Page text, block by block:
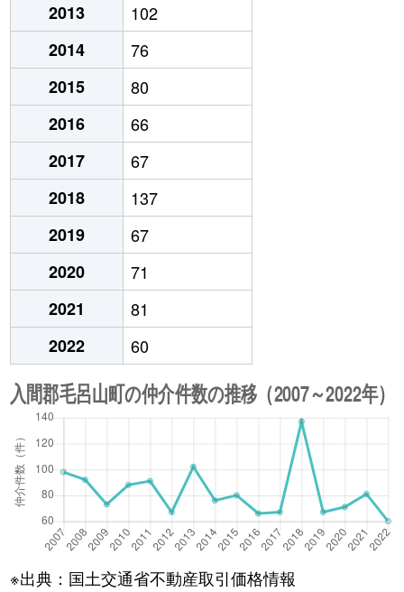
2013
102
2014
76
2015
80
2016
66
2017
67
2018
137
2019
67
2020
71
2021
81
2022
60
※出典：国土交通省不動産取引価格情報